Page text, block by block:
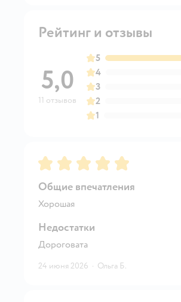
Рейтинг и отзывы
5,0
11 отзывов
5
4
3
2
1
Рейтинг:5
Общие впечатления
Хорошая
Недостатки
Дороговата
24 июня 2026 · Ольга Б.